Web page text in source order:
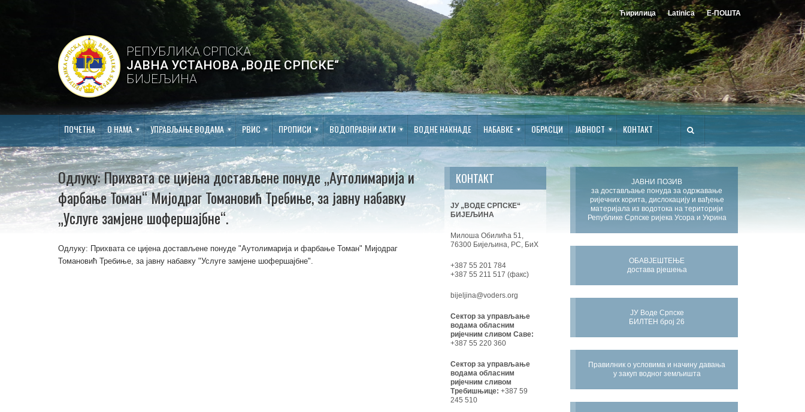
Ћирилица Latinica Е-ПОШТА
РЕПУБЛИКА СРПСКА
ЈАВНА УСТАНОВА „ВОДЕ СРПСКЕ“
БИЈЕЉИНА
ПОЧЕТНА О НАМА УПРАВЉАЊЕ ВОДАМА РВИС ПРОПИСИ ВОДОПРАВНИ АКТИ ВОДНЕ НАКНАДЕ НАБАВКЕ ОБРАСЦИ ЈАВНОСТ КОНТАКТ
Одлуку: Прихвата се цијена достављене понуде „Аутолимарија и
фарбање Томан“ Мијодраг Томановић Требиње, за јавну набавку
„Услуге замјене шофершајбне“.
Одлуку: Прихвата се цијена достављене понуде "Аутолимарија и фарбање Томан" Мијодраг
Томановић Требиње, за јавну набавку "Услуге замјене шофершајбне".
ЈАВНИ ПОЗИВ
за достављање понуда за одржавање
ријечних корита, дислокацију и вађење
материјала из водотока на територији
Републике Српске ријека Усора и Укрина
ОБАВЈЕШТЕЊЕ
достава рјешења
ЈУ Воде Српске
БИЛТЕН број 26
Правилник о условима и начину давања
у закуп водног земљишта
КОНТАКТ
ЈУ „ВОДЕ СРПСКЕ“
БИЈЕЉИНА
Милоша Обилића 51,
76300 Бијељина, РС, БиХ
+387 55 201 784
+387 55 211 517 (факс)
bijeljina@voders.org
Сектор за управљање
водама обласним
ријечним сливом Саве:
+387 55 220 360
Сектор за управљање
водама обласним
ријечним сливом
Требишњице: +387 59
245 510